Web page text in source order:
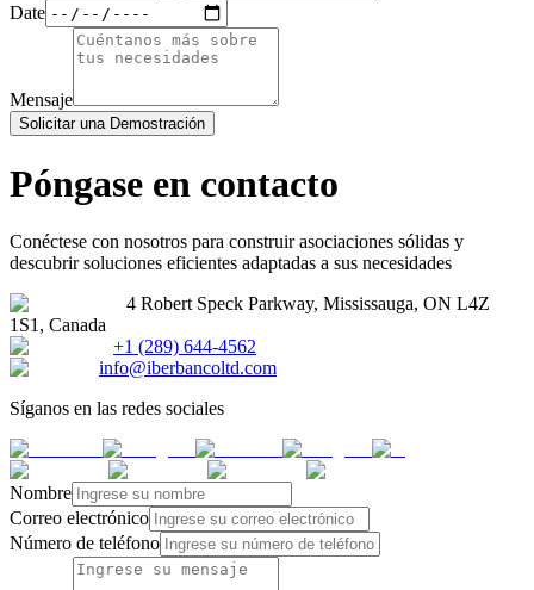
Date
Mensaje
Solicitar una Demostración
Póngase en contacto
Conéctese con nosotros para construir asociaciones sólidas y
descubrir soluciones eficientes adaptadas a sus necesidades
4 Robert Speck Parkway, Mississauga, ON L4Z
1S1, Canada
+1 (289) 644-4562
info@iberbancoltd.com
Síganos en las redes sociales
Nombre
Correo electrónico
Número de teléfono